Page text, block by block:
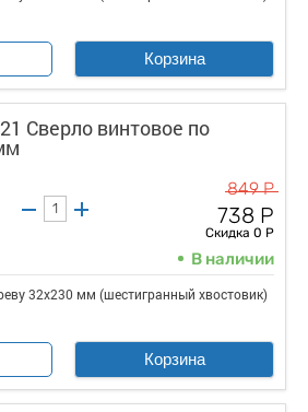
Корзина
Сверло винтовое по
849 Р
738 Р
Скидка 0 Р
В наличии
32х230 мм (шестигранный хвостовик)
Корзина